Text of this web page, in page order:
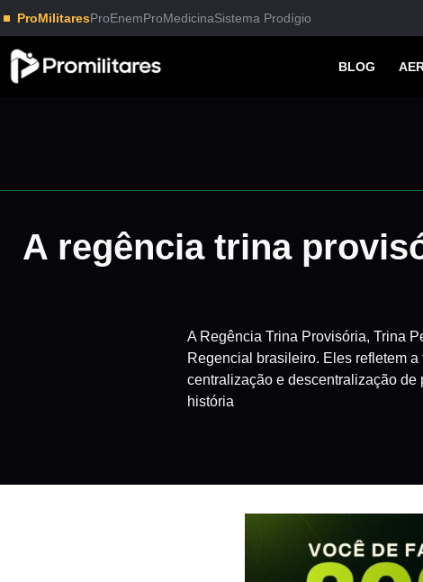
ProMilitaresProEnemProMedicinaSistema Prodígio
BLOG
A regência trina
A Regência Trina Provisória, Trina
Regencial brasileiro. Eles refletem
centralização e descentralização de
história